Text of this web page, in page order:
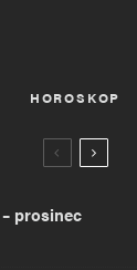
HOROSKOP
prosinec